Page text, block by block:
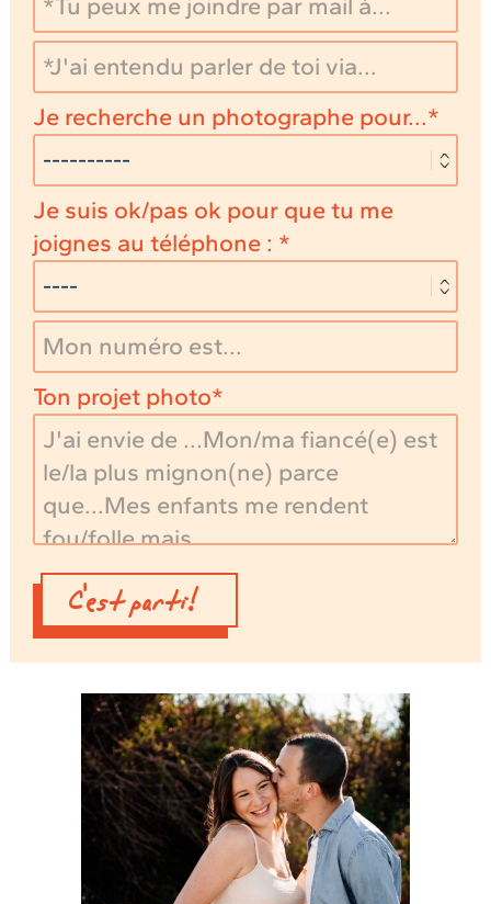
Je recherche un photographe pour...
Je suis ok/pas ok pour que tu me
joignes au téléphone :
Ton projet photo
C'est parti!
Shooting grossesse bord de mer Hérault : comment se
sentir belle même quand on se sent énorme
LIRE LA SUITE